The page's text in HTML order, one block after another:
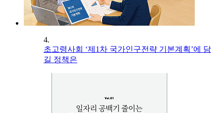
4.
초고령사회 ‘제1차 국가인구전략 기본계획’에 담
길 정책은